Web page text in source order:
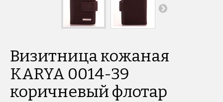
Визитница кожаная
KARYA 0014-39
коричневый флотар